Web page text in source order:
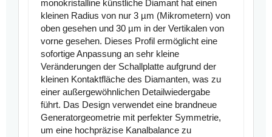
monokristalline künstliche Diamant hat einen
kleinen Radius von nur 3 µm (Mikrometern) von
oben gesehen und 30 µm in der Vertikalen von
vorne gesehen. Dieses Profil ermöglicht eine
sofortige Anpassung an sehr kleine
Veränderungen der Schallplatte aufgrund der
kleinen Kontaktfläche des Diamanten, was zu
einer außergewöhnlichen Detailwiedergabe
führt. Das Design verwendet eine brandneue
Generatorgeometrie mit perfekter Symmetrie,
um eine hochpräzise Kanalbalance zu